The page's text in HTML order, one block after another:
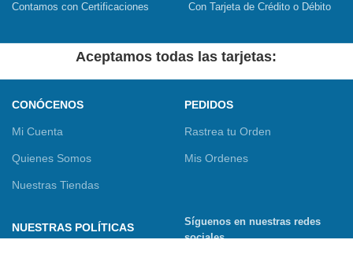
Contamos con Certificaciones Con Tarjeta de Crédito o Débito
Aceptamos todas las tarjetas:
CONÓCENOS
Mi Cuenta
Quienes Somos
Nuestras Tiendas
PEDIDOS
Rastrea tu Orden
Mis Ordenes
NUESTRAS POLÍTICAS
Síguenos en nuestras redes
sociales